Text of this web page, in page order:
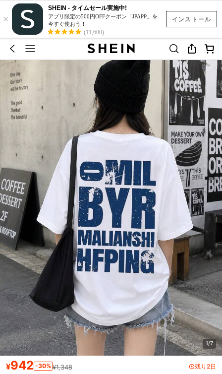
インストール
×
SHEIN - タイムセール実施中!
アプリ限定の500円OFFクーポン「JPAPP」を
今すぐ使おう！
(11,600)
1/7
¥942 -30% ¥1,348 残り2日